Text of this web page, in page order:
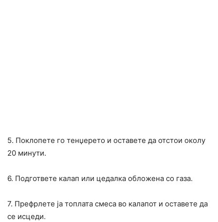
5. Поклопете го тенџерето и оставете да отстои околу
20 минути.
6. Подгответе калап или цедалка обложена со газа.
7. Префрлете ја топлата смеса во калапот и оставете да
се исцеди.